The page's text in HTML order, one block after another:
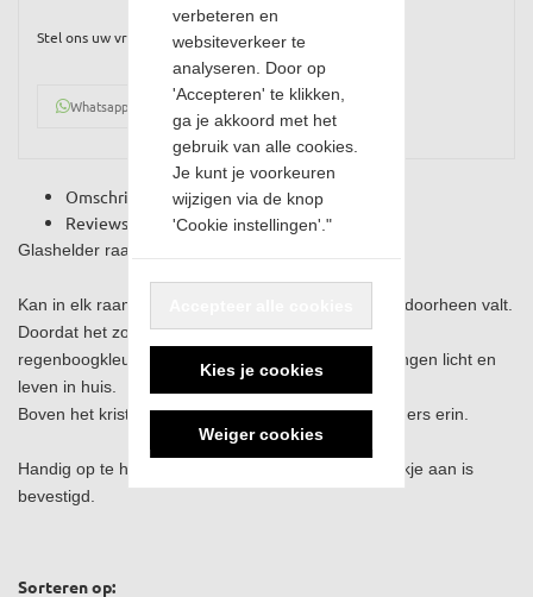
Stel ons uw vraag
Whatsapp
Omschrijving
Reviews
Glashelder raamkristal
Kan in elk raam worden opgehangen waar zonlicht doorheen valt.
Doordat het zonlicht wordt gebroken krijg je mooie
regenboogkleuren die op de muren stralen. Ze brengen licht en
leven in huis.
Boven het kristal hangt een levensboom met 2 vlinders erin.
Handig op te hangen door de ketting waar een haakje aan is
bevestigd.
Sorteren op:
verbeteren en
websiteverkeer te
analyseren. Door op
'Accepteren' te klikken,
ga je akkoord met het
gebruik van alle cookies.
Je kunt je voorkeuren
wijzigen via de knop
'Cookie instellingen'."
Kies je cookies
Weiger cookies